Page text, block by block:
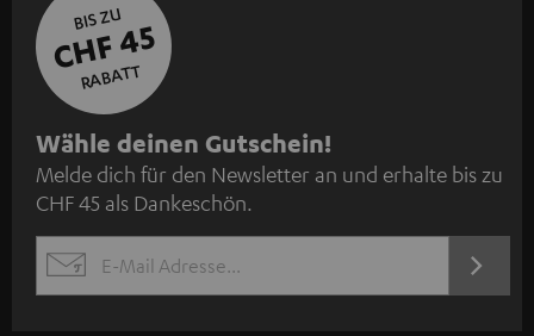
BIS ZU
CHF 45
RABATT
N
e
w
s
l
Wähle deinen Gutschein!
Melde dich für den Newsletter an und erhalte bis zu
CHF 45 als Dankeschön.
EMAIL
JETZT